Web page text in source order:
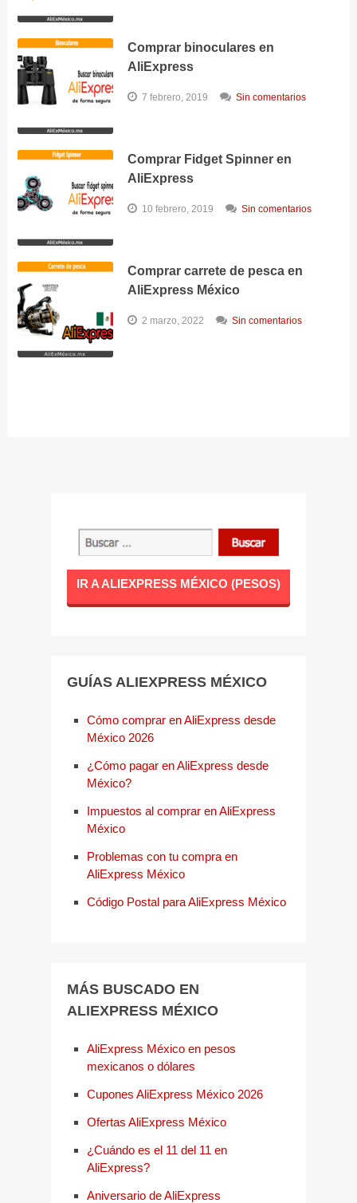
Comprar binoculares en
AliExpress
7 febrero, 2019 Sin comentarios
Comprar Fidget Spinner en
AliExpress
10 febrero, 2019 Sin comentarios
Comprar carrete de pesca en
AliExpress México
2 marzo, 2022 Sin comentarios
IR A ALIEXPRESS MÉXICO (PESOS)
GUÍAS ALIEXPRESS MÉXICO
Cómo comprar en AliExpress desde
México 2026
¿Cómo pagar en AliExpress desde
México?
Impuestos al comprar en AliExpress
México
Problemas con tu compra en
AliExpress México
Código Postal para AliExpress México
MÁS BUSCADO EN
ALIEXPRESS MÉXICO
AliExpress México en pesos
mexicanos o dólares
Cupones AliExpress México 2026
Ofertas AliExpress México
¿Cuándo es el 11 del 11 en
AliExpress?
Aniversario de AliExpress